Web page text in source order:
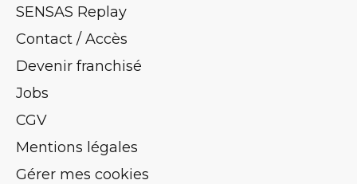
SENSAS Replay
Contact / Accès
Devenir franchisé
Jobs
CGV
Mentions légales
Gérer mes cookies